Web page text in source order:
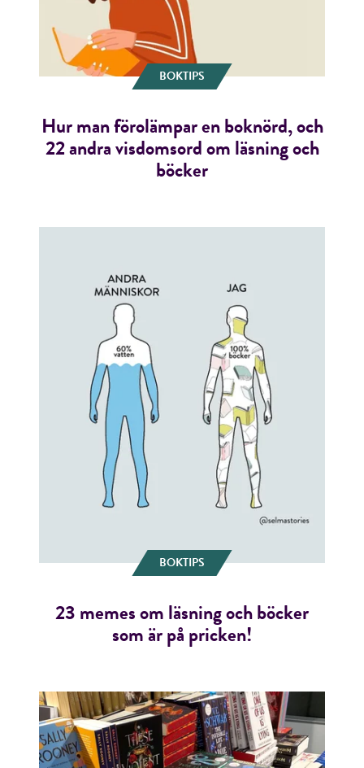
Jag accepterar villkoren.
RÖSTA
ÅNGRA OCH STÄNG
BOKTIPS
Hur man förolämpar en boknörd, och
22 andra visdomsord om läsning och
böcker
BOKTIPS
23 memes om läsning och böcker
som är på pricken!